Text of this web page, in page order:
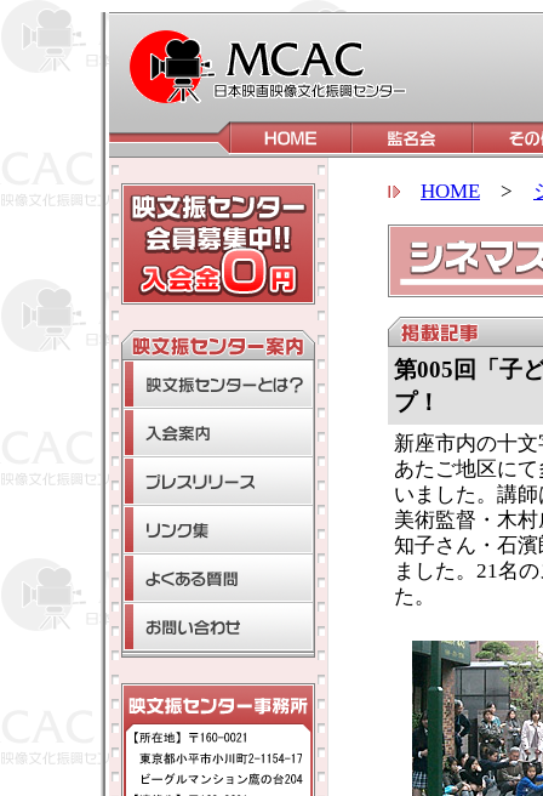
HOME >
第005回「子
プ！
新座市内の十
あたご地区に
いました。講
美術監督・木
知子さん・石
ました。21名
た。